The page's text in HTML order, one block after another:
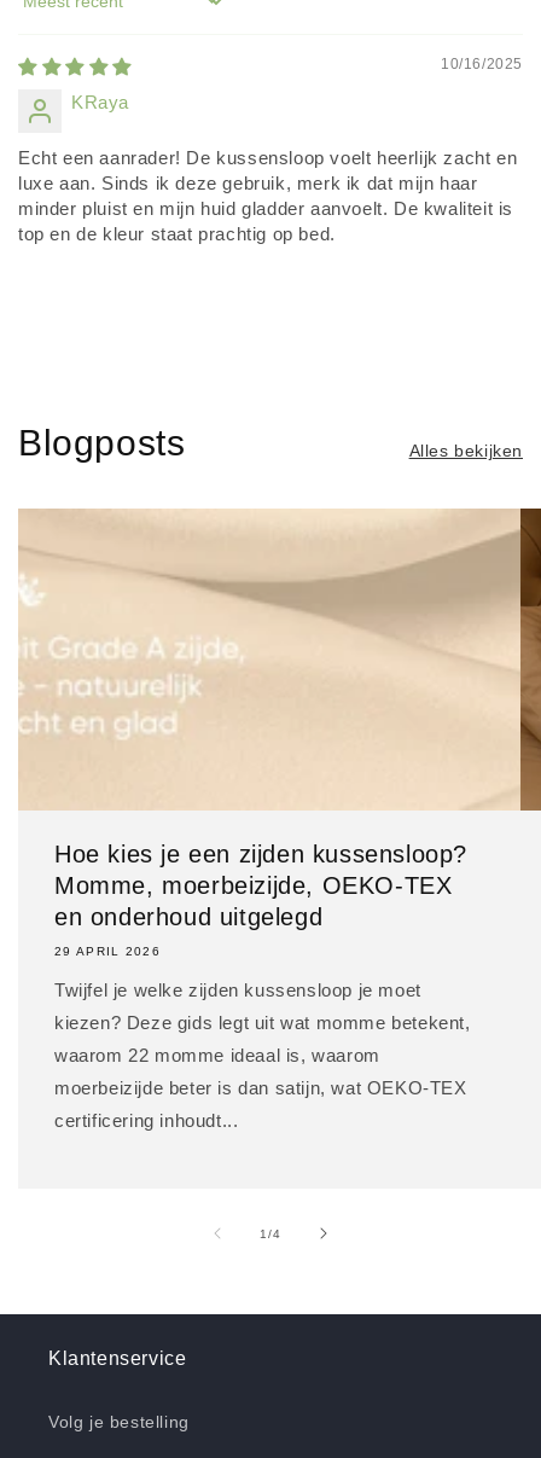
Sort by
10/16/2025
KRaya
Echt een aanrader! De kussensloop voelt heerlijk zacht en
luxe aan. Sinds ik deze gebruik, merk ik dat mijn haar
minder pluist en mijn huid gladder aanvoelt. De kwaliteit is
top en de kleur staat prachtig op bed.
Blogposts Alles bekijken
Hoe kies je een zijden kussensloop?
Momme, moerbeizijde, OEKO-TEX
en onderhoud uitgelegd
29 APRIL 2026
Twijfel je welke zijden kussensloop je moet
kiezen? Deze gids legt uit wat momme betekent,
waarom 22 momme ideaal is, waarom
moerbeizijde beter is dan satijn, wat OEKO-TEX
certificering inhoudt...
1/van
4
Klantenservice
Volg je bestelling